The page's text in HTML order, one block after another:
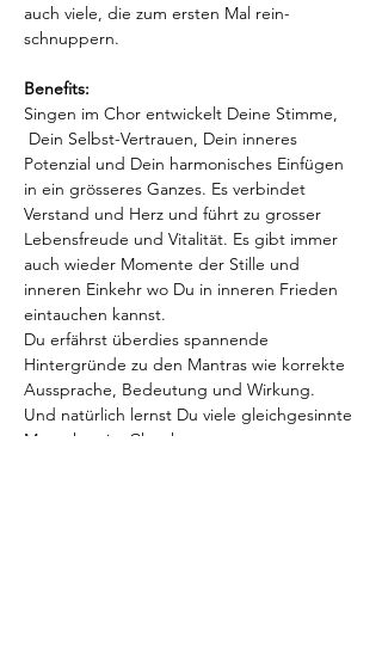
auch viele, die zum ersten Mal rein-
schnuppern.
Benefits:
Singen im Chor entwickelt Deine Stimme,
Dein Selbst-Vertrauen, Dein inneres
Potenzial und Dein harmonisches Einfügen
in ein grösseres Ganzes. Es verbindet
Verstand und Herz und führt zu grosser
Lebensfreude und Vitalität. Es gibt immer
auch wieder Momente der Stille und
inneren Einkehr wo Du in inneren Frieden
eintauchen kannst.
Du erfährst überdies spannende
Hintergründe zu den Mantras wie korrekte
Aussprache, Bedeutung und Wirkung.
Und natürlich lernst Du viele gleichgesinnte
Menschen im Chor kennen.